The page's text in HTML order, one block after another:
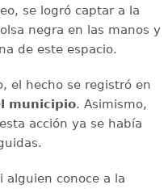
se logró captar a la
negra en las manos y
de este espacio.
el hecho se registró en
municipio. Asimismo,
acción ya se había
alguien conoce a la